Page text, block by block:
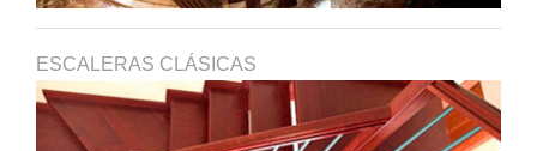
ESCALERAS CLÁSICAS